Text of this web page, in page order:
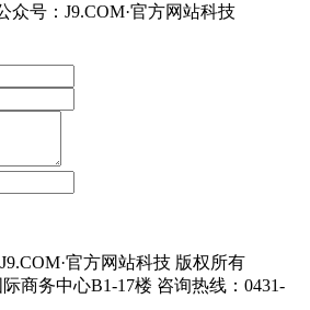
众号：J9.COM·官方网站科技
官方网站科技 版权所有
商务中心B1-17楼 咨询热线：0431-